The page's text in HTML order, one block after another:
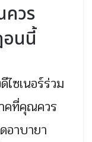
วร
อนนี้
ซเนอร์ร่วม
คที่คุณควร
าบายา